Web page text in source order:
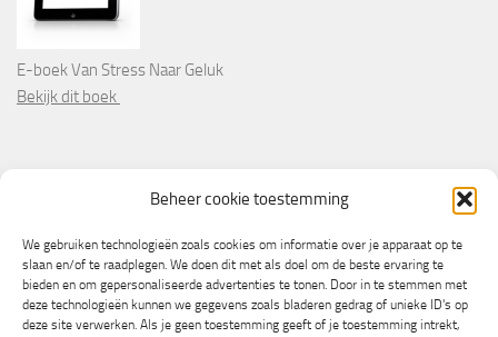
Beheer cookie toestemming
We gebruiken technologieën zoals cookies om informatie over je apparaat op te
slaan en/of te raadplegen. We doen dit met als doel om de beste ervaring te
bieden en om gepersonaliseerde advertenties te tonen. Door in te stemmen met
deze technologieën kunnen we gegevens zoals bladeren gedrag of unieke ID's op
deze site verwerken. Als je geen toestemming geeft of je toestemming intrekt,
E-boek Van Stress Naar Geluk
Bekijk dit boek